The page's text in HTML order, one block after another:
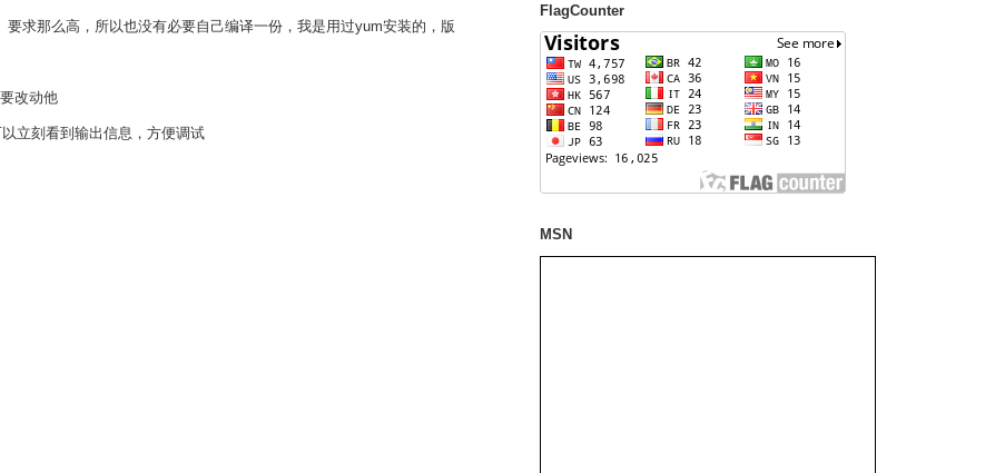
求那么高，所以也没有必要自己编译一份，我是用过yum安装的，版
改动他
立刻看到输出信息，方便调试
FlagCounter
MSN